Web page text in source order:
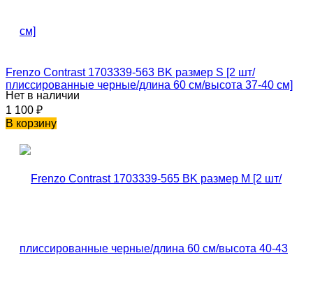
Frenzo Contrast 1703339-563 BK размер S [2 шт/
плиссированные черные/длина 60 см/высота 37-40 см]
Нет в наличии
1 100 ₽
В корзину